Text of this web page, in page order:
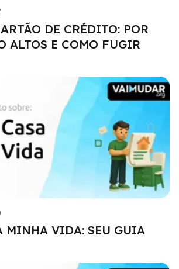
DE CRÉDITO: POR
ALTOS E COMO FUGIR
MINHA VIDA: SEU GUIA